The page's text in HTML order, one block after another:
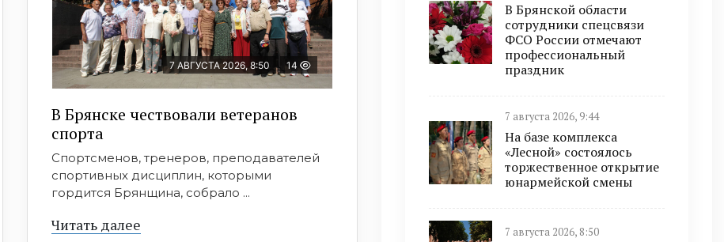
7 АВГУСТА 2026, 8:50 14
В Брянске чествовали ветеранов
спорта
Спортсменов, тренеров, преподавателей
спортивных дисциплин, которыми
гордится Брянщина, собрало ...
Читать далее
В Брянской области
сотрудники спецсвязи
ФСО России отмечают
профессиональный
праздник
7 августа 2026, 9:44
На базе комплекса
«Лесной» состоялось
торжественное открытие
юнармейской смены
7 августа 2026, 8:50